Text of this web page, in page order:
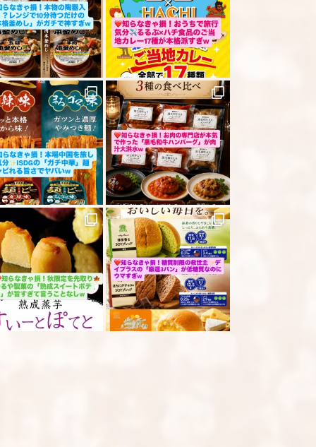
ビューを送信する」ボタンから送信